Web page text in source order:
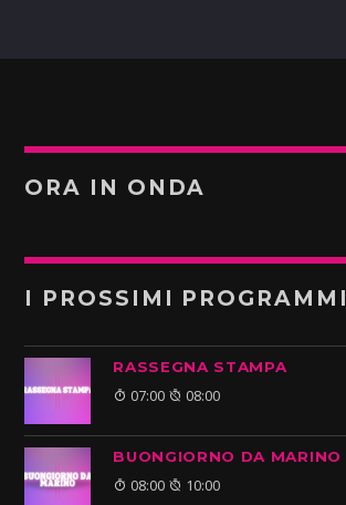
ORA IN ONDA
I PROSSIMI PROGRAMMI
RASSEGNA STAMPA
07:00 08:00
BUONGIORNO DA MARINO
08:00 10:00